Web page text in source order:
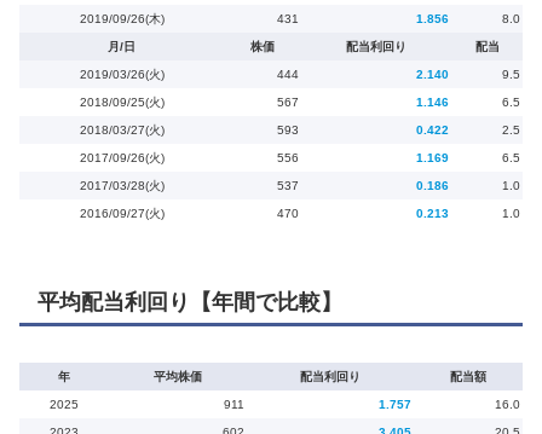
2019/09/26(木) 431 1.856 8.0
月/日 株価 配当利回り 配当
2019/03/26(火) 444 2.140 9.5
2018/09/25(火) 567 1.146 6.5
2018/03/27(火) 593 0.422 2.5
2017/09/26(火) 556 1.169 6.5
2017/03/28(火) 537 0.186 1.0
2016/09/27(火) 470 0.213 1.0
平均配当利回り【年間で比較】
年 平均株価 配当利回り 配当額
2025 911 1.757 16.0